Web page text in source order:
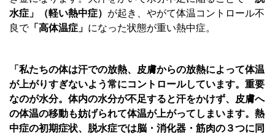
水症」（軽い熱中症） が起き、やがて体温コントロール不
良で「高体温症」 になった状態が重い熱中症。
「私たちの体は汗での放熱、皮膚からの放熱によって体温
が上がりすぎないよう常にコントロールしています。重要
なのが水分。体内の水分が不足すると汗をかけず、皮膚へ
の体温の移動も妨げられて体温が上がってしまいます。熱
中症の初期症状、脱水症では脳・消化器・筋肉の３つに同